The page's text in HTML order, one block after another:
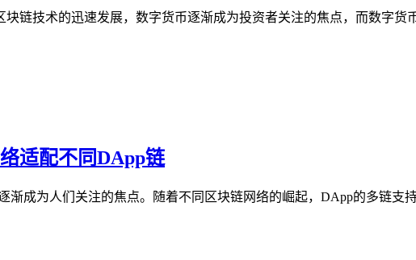
链技术的迅速发展，数字货币逐渐成为投资者关注的焦点，而数字
适配不同DApp链
渐成为人们关注的焦点。随着不同区块链网络的崛起，DApp的多链支